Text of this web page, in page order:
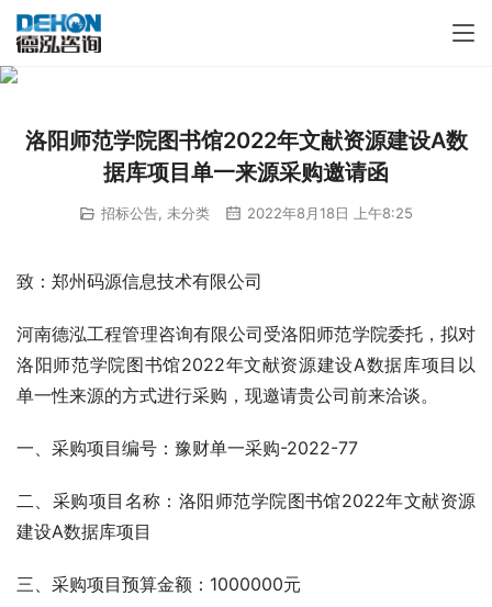
洛阳师范学院图书馆2022年文献资源建设A数
据库项目单一来源采购邀请函
招标公告 未分类 2022年8月18日 上午8:25
致：郑州码源信息技术有限公司
河南德泓工程管理咨询有限公司受洛阳师范学院委托，拟对
洛阳师范学院图书馆2022年文献资源建设A数据库项目以
单一性来源的方式进行采购，现邀请贵公司前来洽谈。
一、采购项目编号：豫财单一采购-2022-77
二、采购项目名称：洛阳师范学院图书馆2022年文献资源
建设A数据库项目
三、采购项目预算金额：1000000元